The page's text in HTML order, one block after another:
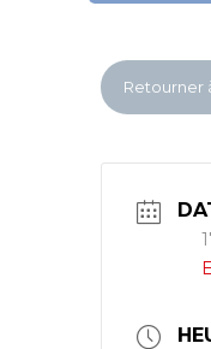
Retourner